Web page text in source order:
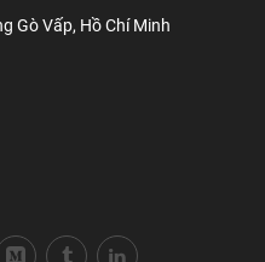
Gò Vấp, Hồ Chí Minh